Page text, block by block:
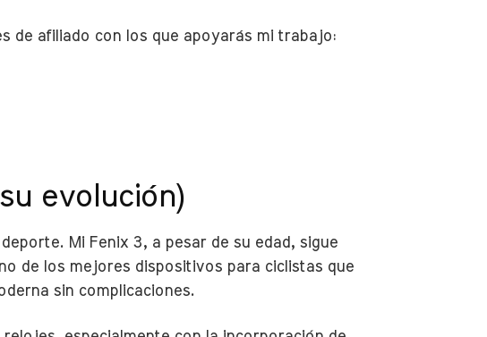
de afiliado con los que apoyarás mi trabajo:
evolución)
Mi Fenix 3, a pesar de su edad, sigue
de los mejores dispositivos para ciclistas que
sin complicaciones.